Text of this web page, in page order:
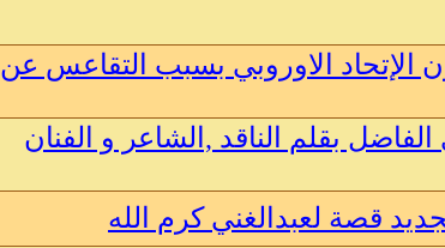
الإتحاد الاوروبي بسبب التقاعس عن
بقلم الناقد ,الشاعر و الفنان
قصة لعبدالغني كرم الله